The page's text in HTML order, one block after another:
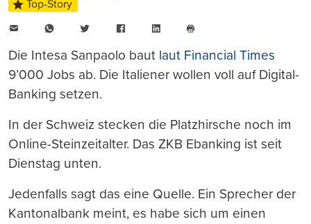
Top-Story
WhatsAppTwitter FacebookLinkedIn
drucken
Die Intesa Sanpaolo baut laut Financial Times
9’000 Jobs ab. Die Italiener wollen voll auf Digital-
Banking setzen.
In der Schweiz stecken die Platzhirsche noch im
Online-Steinzeitalter. Das ZKB Ebanking ist seit
Dienstag unten.
Jedenfalls sagt das eine Quelle. Ein Sprecher der
Kantonalbank meint, es habe sich um einen